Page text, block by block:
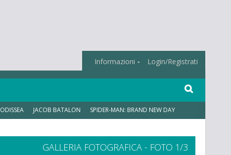
Informazioni Login/Registrati
ODISSEA JACOB BATALON SPIDER-MAN: BRAND NEW DAY
GALLERIA FOTOGRAFICA - FOTO 1/3